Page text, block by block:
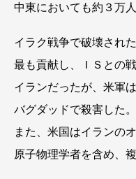
中東においても約３万
イラク戦争で破壊され
最も貢献し、ＩＳとの
イランだったが、米軍
バグダッドで殺害した。
また、米国はイランの
原子物理学者を含め、